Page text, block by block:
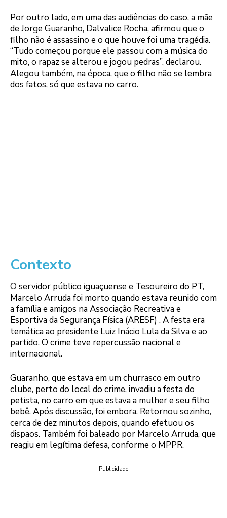
Por outro lado, em uma das audiências do caso, a mãe
de Jorge Guaranho, Dalvalice Rocha, afirmou que o
filho não é assassino e o que houve foi uma tragédia.
“Tudo começou porque ele passou com a música do
mito, o rapaz se alterou e jogou pedras”, declarou.
Alegou também, na época, que o filho não se lembra
dos fatos, só que estava no carro.
Contexto
O servidor público iguaçuense e Tesoureiro do PT,
Marcelo Arruda foi morto quando estava reunido com
a família e amigos na Associação Recreativa e
Esportiva da Segurança Física (ARESF) . A festa era
temática ao presidente Luiz Inácio Lula da Silva e ao
partido. O crime teve repercussão nacional e
internacional.
Guaranho, que estava em um churrasco em outro
clube, perto do local do crime, invadiu a festa do
petista, no carro em que estava a mulher e seu filho
bebê. Após discussão, foi embora. Retornou sozinho,
cerca de dez minutos depois, quando efetuou os
dispaos. Também foi baleado por Marcelo Arruda, que
reagiu em legítima defesa, conforme o MPPR.
Publicidade